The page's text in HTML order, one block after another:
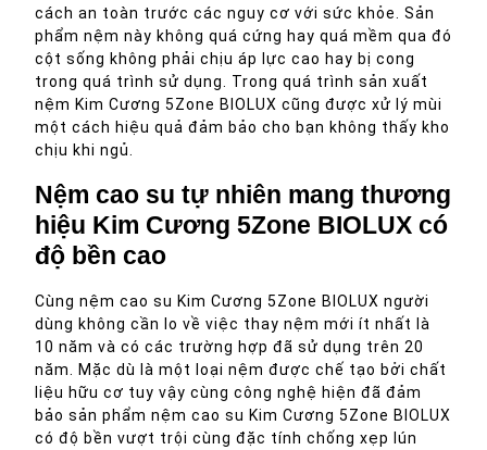
cách an toàn trước các nguy cơ với sức khỏe. Sản
phẩm nệm này không quá cứng hay quá mềm qua đó
cột sống không phải chịu áp lực cao hay bị cong
trong quá trình sử dụng. Trong quá trình sản xuất
nệm Kim Cương 5Zone BIOLUX cũng được xử lý mùi
một cách hiệu quả đảm bảo cho bạn không thấy kho
chịu khi ngủ.
Nệm cao su tự nhiên mang thương
hiệu Kim Cương 5Zone BIOLUX có
độ bền cao
Cùng nệm cao su Kim Cương 5Zone BIOLUX người
dùng không cần lo về việc thay nệm mới ít nhất là
10 năm và có các trường hợp đã sử dụng trên 20
năm. Mặc dù là một loại nệm được chế tạo bởi chất
liệu hữu cơ tuy vậy cùng công nghệ hiện đã đảm
bảo sản phẩm nệm cao su Kim Cương 5Zone BIOLUX
có độ bền vượt trội cùng đặc tính chống xẹp lún